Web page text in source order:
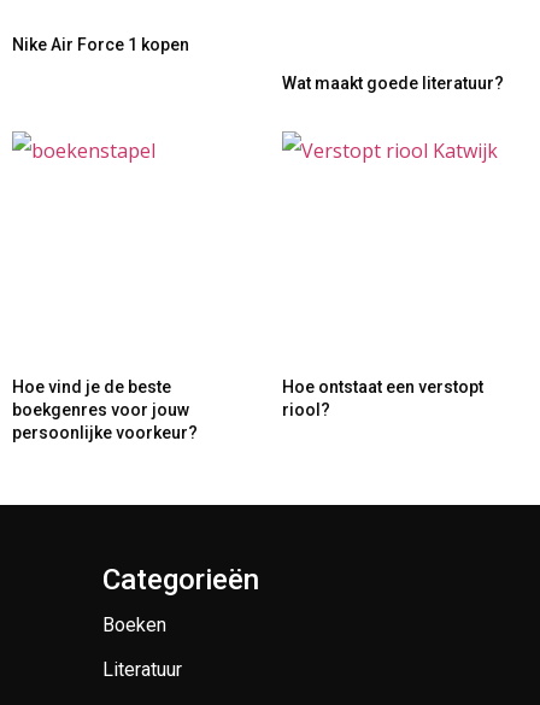
Nike Air Force 1 kopen
Wat maakt goede literatuur?
Hoe vind je de beste
boekgenres voor jouw
persoonlijke voorkeur?
Hoe ontstaat een verstopt
riool?
Categorieën
Boeken
Literatuur